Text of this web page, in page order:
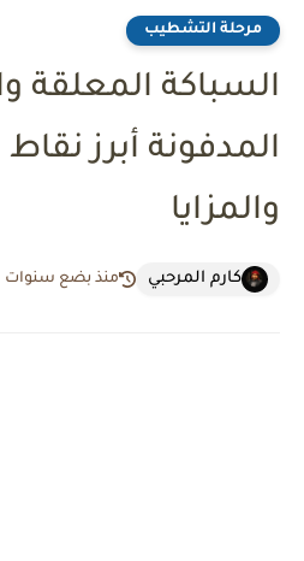
مرحلة التشطيب
السباكة المعلقة
المدفونة أبرز
والمزايا
كارم المرحبي منذ بضع سنوات